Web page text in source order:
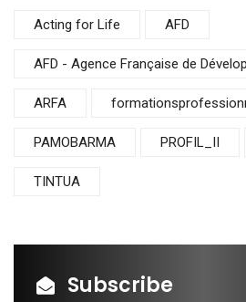
Acting for Life AFD
AFD - Agence Française de
ARFA
PAMOBARMA PROFIL_II
TINTUA
Subscribe